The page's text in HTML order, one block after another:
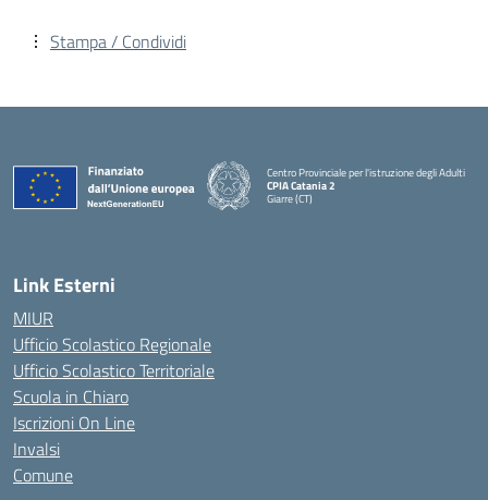
Stampa / Condividi
Centro Provinciale per l'istruzione degli Adulti
CPIA Catania 2
Giarre (CT)
Link Esterni
MIUR
Ufficio Scolastico Regionale
Ufficio Scolastico Territoriale
Scuola in Chiaro
Iscrizioni On Line
Invalsi
Comune